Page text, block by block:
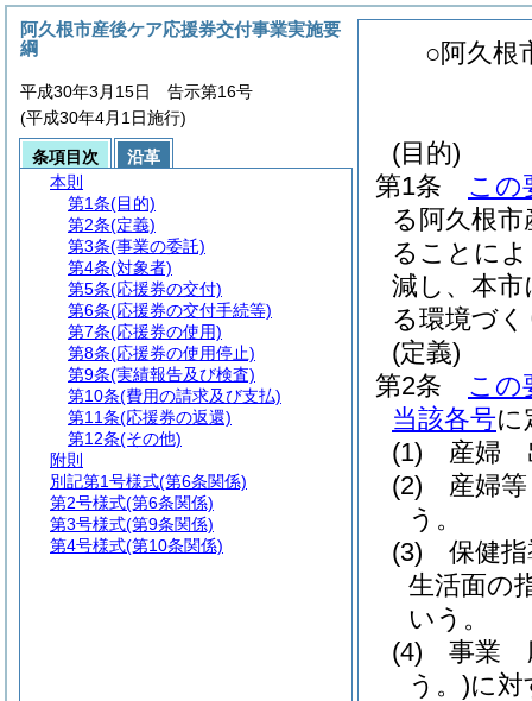
○阿久根
(目的)
第1条
この
る阿久根
ることに
減し、本
る環境づ
(定義)
第2条
この
当該各号に
(1)
産婦
(2)
産婦
う。
(3)
保健
生活面の
いう。
(4)
事業
う。)に
阿久根市産後ケア応援券交付事業実施要
綱
平成30年3月15日 告示第16号
(平成30年4月1日施行)
条項目次
沿革
本則
第1条(目的)
第2条(定義)
第3条(事業の委託)
第4条(対象者)
第5条(応援券の交付)
第6条(応援券の交付手続等)
第7条(応援券の使用)
第8条(応援券の使用停止)
第9条(実績報告及び検査)
第10条(費用の請求及び支払)
第11条(応援券の返還)
第12条(その他)
附則
別記第1号様式(第6条関係)
第2号様式(第6条関係)
第3号様式(第9条関係)
第4号様式(第10条関係)